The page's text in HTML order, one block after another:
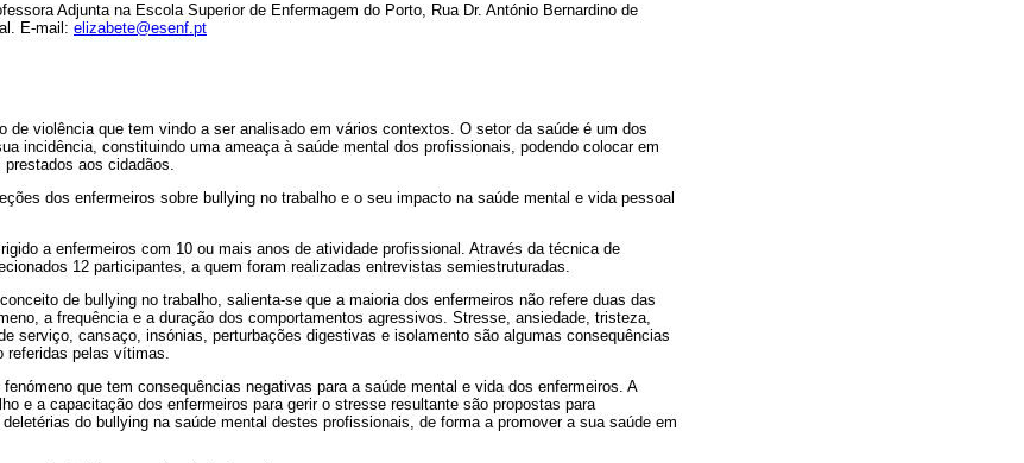
Adjunta na Escola Superior de Enfermagem do Porto, Rua Dr. António Bernardino de
E-mail: elizabete@esenf.pt
de violência que tem vindo a ser analisado em vários contextos. O setor da saúde é um dos
incidência, constituindo uma ameaça à saúde mental dos profissionais, podendo colocar em
aos cidadãos.
dos enfermeiros sobre bullying no trabalho e o seu impacto na saúde mental e vida pessoal
a enfermeiros com 10 ou mais anos de atividade profissional. Através da técnica de
12 participantes, a quem foram realizadas entrevistas semiestruturadas.
de bullying no trabalho, salienta-se que a maioria dos enfermeiros não refere duas das
a frequência e a duração dos comportamentos agressivos. Stresse, ansiedade, tristeza,
serviço, cansaço, insónias, perturbações digestivas e isolamento são algumas consequências
referidas pelas vítimas.
que tem consequências negativas para a saúde mental e vida dos enfermeiros. A
e a capacitação dos enfermeiros para gerir o stresse resultante são propostas para
do bullying na saúde mental destes profissionais, de forma a promover a sua saúde em